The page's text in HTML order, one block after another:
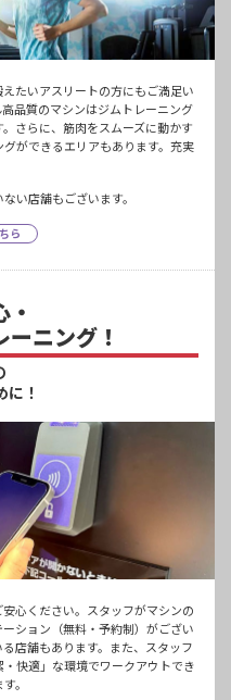
たいアスリートの方にもご満足い
品質のマシンはジムトレーニング
さらに、筋肉をスムーズに動かす
ができるエリアもあります。充実
い店舗もございます。
ら
ニング！
に！
心ください。スタッフがマシンの
ション（無料・予約制）がござい
店舗もあります。また、スタッフ
快適」な環境でワークアウトでき
。